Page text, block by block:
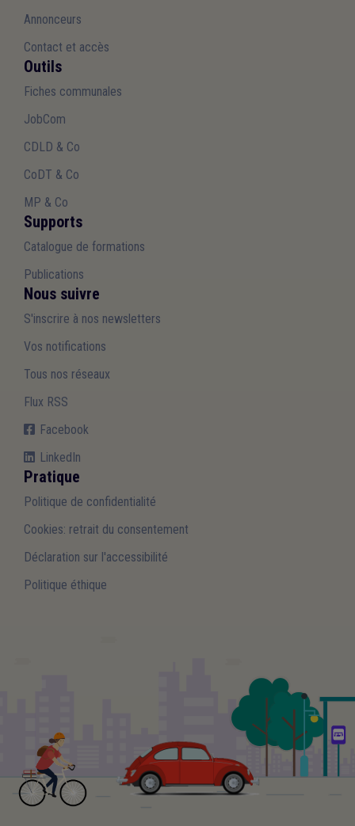
Annonceurs
Contact et accès
Outils
Fiches communales
JobCom
CDLD & Co
CoDT & Co
MP & Co
Supports
Catalogue de formations
Publications
Nous suivre
S'inscrire à nos newsletters
Vos notifications
Tous nos réseaux
Flux RSS
Facebook
LinkedIn
Pratique
Politique de confidentialité
Cookies: retrait du consentement
Déclaration sur l'accessibilité
Politique éthique